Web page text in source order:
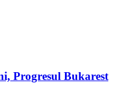
Progresul Bukarest